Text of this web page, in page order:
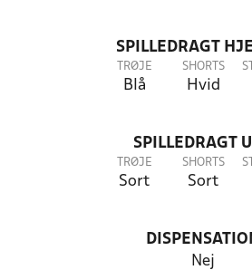
SPILLEDRAGT
TRØJE
Blå
SHORTS
Hvid
SPILLEDRAGT
TRØJE
Sort
SHORTS
Sort
Nej